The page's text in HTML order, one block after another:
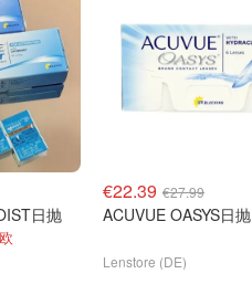
日抛
€22.39 €27.99
ACUVUE OASYS日抛
Lenstore (DE)